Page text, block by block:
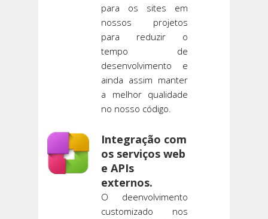
para os sites em
nossos projetos
para reduzir o
tempo de
desenvolvimento e
ainda assim manter
a melhor qualidade
no nosso código.
Integração com
os serviços web
e APIs
externos.
O deenvolvimento
customizado nos